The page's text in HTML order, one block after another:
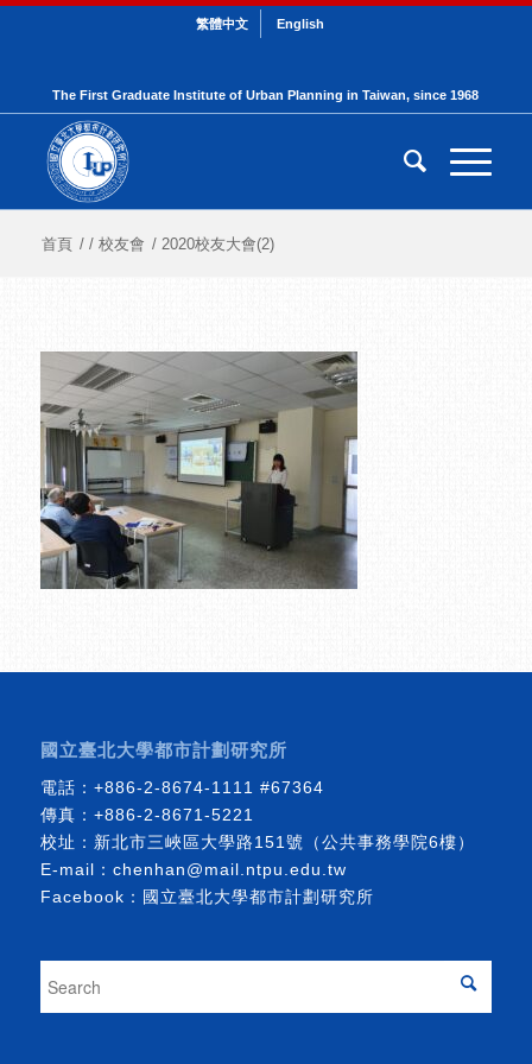
繁體中文 English
The First Graduate Institute of Urban Planning in Taiwan, since 1968
首頁 / / 校友會 / 2020校友大會(2)
國立臺北大學都市計劃研究所
電話： +886-2-8674-1111 #67364
傳真：+886-2-8671-5221
校址：新北市三峽區大學路151號（公共事務學院6樓）
E-mail： chenhan@mail.ntpu.edu.tw
Facebook： 國立臺北大學都市計劃研究所